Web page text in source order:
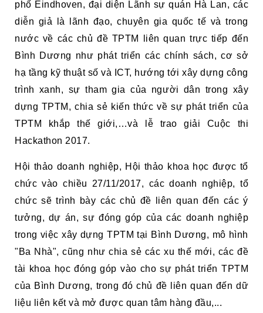
phố Eindhoven, đại diện Lãnh sự quán Hà Lan, các
diễn giả là lãnh đạo, chuyên gia quốc tế và trong
nước về các chủ đề TPTM liên quan trực tiếp đến
Bình Dương như phát triển các chính sách, cơ sở
hạ tầng kỹ thuật số và ICT, hướng tới xây dựng công
trình xanh, sự tham gia của người dân trong xây
dựng TPTM, chia sẻ kiến thức về sự phát triển của
TPTM khắp thế giới,…và lễ trao giải Cuộc thi
Hackathon 2017.
Hội thảo doanh nghiệp, Hội thảo khoa học được tổ
chức vào chiều 27/11/2017, các doanh nghiệp, tổ
chức sẽ trình bày các chủ đề liên quan đến các ý
tưởng, dự án, sự đóng góp của các doanh nghiệp
trong việc xây dựng TPTM tại Bình Dương, mô hình
"Ba Nhà", cũng như chia sẻ các xu thế mới, các đề
tài khoa học đóng góp vào cho sự phát triển TPTM
của Bình Dương, trong đó chủ đề liên quan đến dữ
liệu liên kết và mở được quan tâm hàng đầu,...